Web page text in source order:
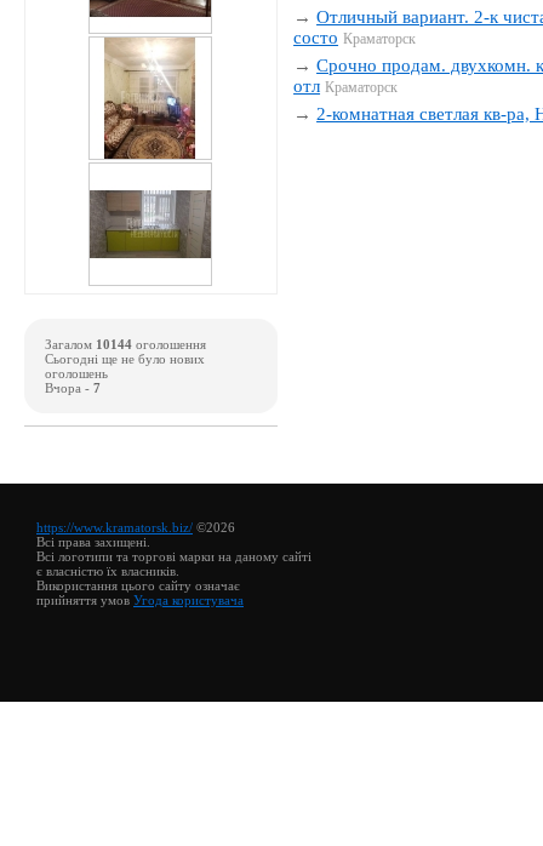
→Отличный вариант. 2-к
состо Краматорск
→Срочно продам. двухкомн.
отл Краматорск
→ 2-комнатная светлая кв-
Загалом 10144 оголошення
Сьогодні ще не було нових
оголошень
Вчора - 7
https://www.kramatorsk.biz/ ©2026
Всі права захищені.
Всі логотипи та торгові марки на даному сайті
є власністю їх власників.
Використання цього сайту означає
прийняття умов Угода користувача